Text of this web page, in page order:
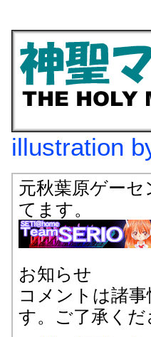
illustration
元秋葉原ゲー
てます。
お知らせ
コメントは諸
す。ご了承くだ